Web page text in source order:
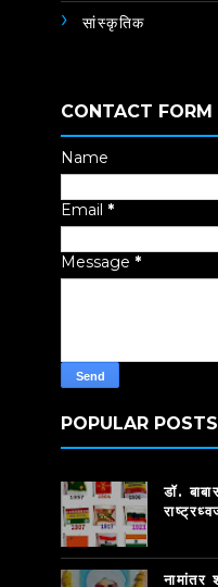
सांस्कृतिक
CONTACT FORM
Name
Email *
Message *
POPULAR POSTS
डॉ.
नामांतर